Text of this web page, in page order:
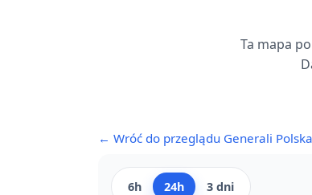
Ta mapa
← Wróć do przeglądu Generali Polska
6h 24h 3 dni